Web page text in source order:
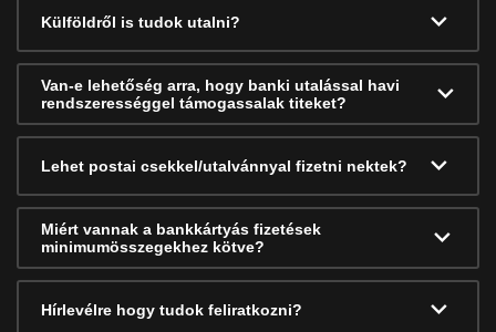
Külföldről is tudok utalni?
Van-e lehetőség arra, hogy banki utalással havi
rendszerességgel támogassalak titeket?
Lehet postai csekkel/utalvánnyal fizetni nektek?
Miért vannak a bankkártyás fizetések
minimumösszegekhez kötve?
Hírlevélre hogy tudok feliratkozni?